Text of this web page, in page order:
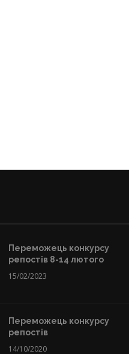
Переможець конкурсу
репостів 8-14 лютого
15/02/2023
Переможець конкурсу
репостів
14/10/2020